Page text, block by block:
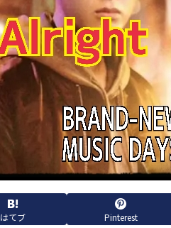
はてブ Pinterest